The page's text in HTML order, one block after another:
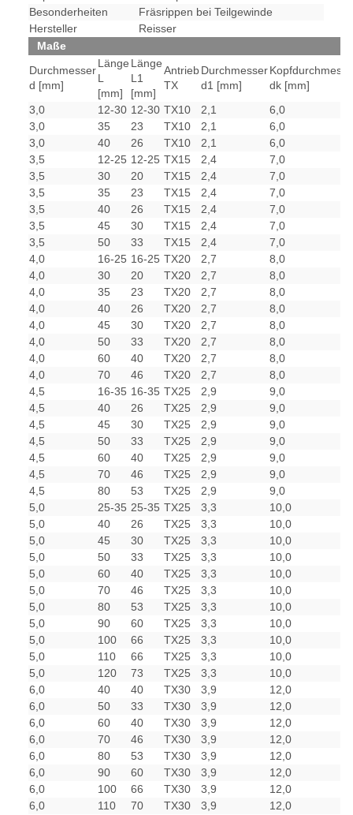
Besonderheiten
Fräsrippen bei Teilgewinde
Hersteller
Reisser
Maße
Durchmesser
d [mm]
Länge
L
[mm]
Länge
L1
[mm]
Antrieb
TX
Durchmesser
d1 [mm]
dk [mm]
3,0
12-30 12-30 TX10 2,1
6,0
3,0
35 23 TX10 2,1
6,0
3,0
40 26 TX10 2,1
6,0
3,5
12-25 12-25 TX15 2,4
7,0
3,5
30 20 TX15 2,4
7,0
3,5
35 23 TX15 2,4
7,0
3,5
40 26 TX15 2,4
7,0
3,5
45 30 TX15 2,4
7,0
3,5
50 33 TX15 2,4
7,0
4,0
16-25 16-25 TX20 2,7
8,0
4,0
30 20 TX20 2,7
8,0
4,0
35 23 TX20 2,7
8,0
4,0
40 26 TX20 2,7
8,0
4,0
45 30 TX20 2,7
8,0
4,0
50 33 TX20 2,7
8,0
4,0
60 40 TX20 2,7
8,0
4,0
70 46 TX20 2,7
8,0
4,5
16-35 16-35 TX25 2,9
9,0
4,5
40 26 TX25 2,9
9,0
4,5
45 30 TX25 2,9
9,0
4,5
50 33 TX25 2,9
9,0
4,5
60 40 TX25 2,9
9,0
4,5
70 46 TX25 2,9
9,0
4,5
80 53 TX25 2,9
9,0
5,0
25-35 25-35 TX25 3,3
10,0
5,0
40 26 TX25 3,3
10,0
5,0
45 30 TX25 3,3
10,0
5,0
50 33 TX25 3,3
10,0
5,0
60 40 TX25 3,3
10,0
5,0
70 46 TX25 3,3
10,0
5,0
80 53 TX25 3,3
10,0
5,0
90 60 TX25 3,3
10,0
5,0
100 66 TX25 3,3
10,0
5,0
110 66 TX25 3,3
10,0
5,0
120 73 TX25 3,3
10,0
6,0
40 40 TX30 3,9
12,0
6,0
50 33 TX30 3,9
12,0
6,0
60 40 TX30 3,9
12,0
6,0
70 46 TX30 3,9
12,0
6,0
80 53 TX30 3,9
12,0
6,0
90 60 TX30 3,9
12,0
6,0
100 66 TX30 3,9
12,0
6,0
110 70 TX30 3,9
12,0